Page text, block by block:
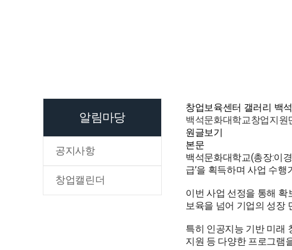
알림마당
공지사항
창업캘린더
창업보육센터 갤러리 백
백석문화대학교창업지원
원글보기
본문
백석문화대학교(총장:이
급’을 획득하며 사업 수
이번 사업 선정을 통해
보육을 넘어 기업의 성장
특히 인공지능 기반 미래
지원 등 다양한 프로그램